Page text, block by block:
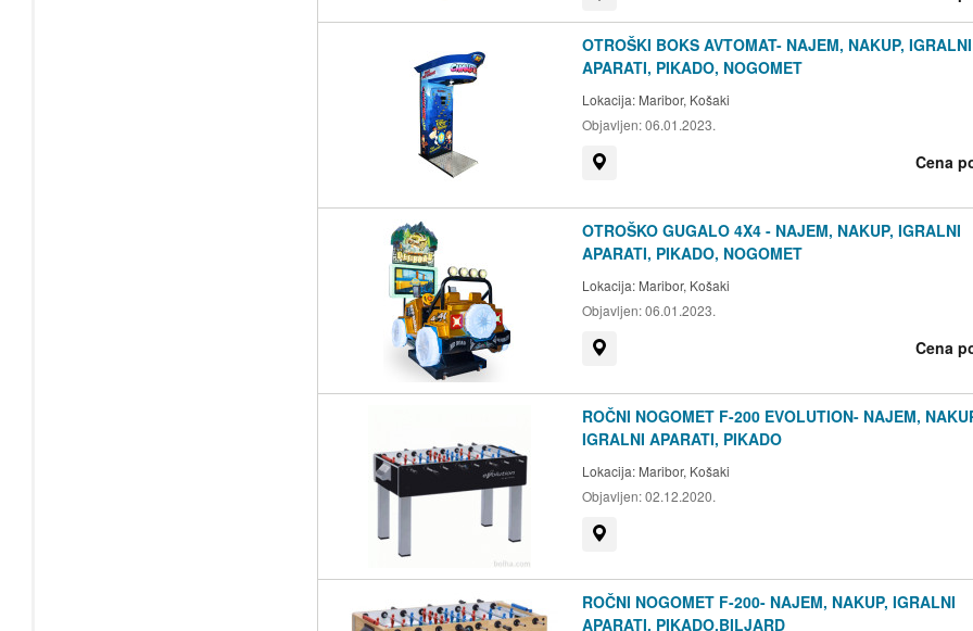
OTROŠKI BOKS AVTOMAT- NAJEM, NAKUP, IGRALNI
APARATI, PIKADO, NOGOMET
Lokacija: Maribor, Košaki
Objavljen:06.01.2023.
Cena
OTROŠKO GUGALO 4X4 - NAJEM, NAKUP, IGRALNI
APARATI, PIKADO, NOGOMET
Lokacija: Maribor, Košaki
Objavljen:06.01.2023.
Cena
ROČNI NOGOMET F-200 EVOLUTION- NAJEM,
IGRALNI APARATI, PIKADO
Lokacija: Maribor, Košaki
Objavljen:02.12.2020.
ROČNI NOGOMET F-200- NAJEM, NAKUP, IGRALNI
APARATI, PIKADO,BILJARD